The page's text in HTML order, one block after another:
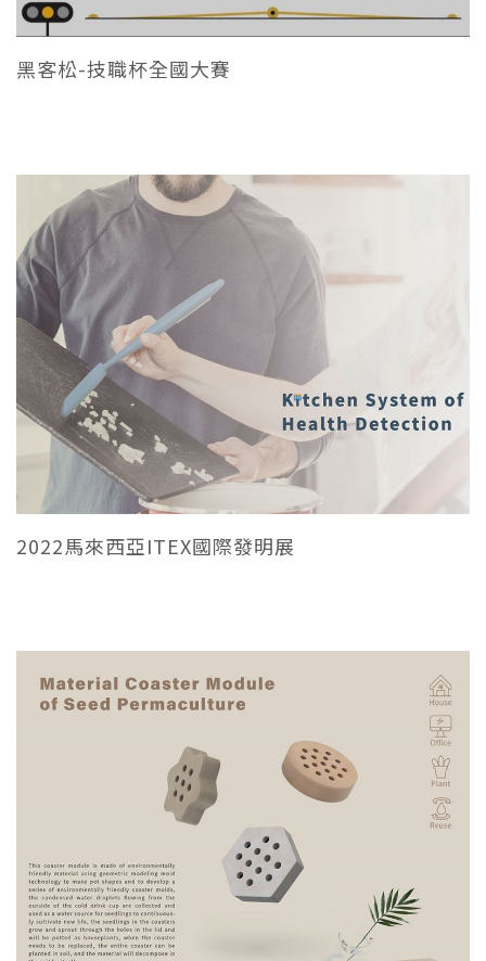
黑客松-技職杯全國大賽
2022馬來西亞ITEX國際發明展